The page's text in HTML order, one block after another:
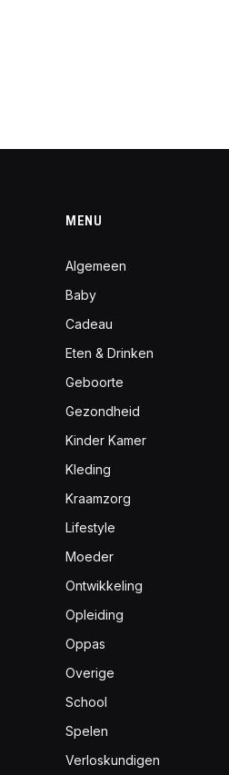
MENU
Algemeen
Baby
Cadeau
Eten & Drinken
Geboorte
Gezondheid
Kinder Kamer
Kleding
Kraamzorg
Lifestyle
Moeder
Ontwikkeling
Opleiding
Oppas
Overige
School
Spelen
Verloskundigen